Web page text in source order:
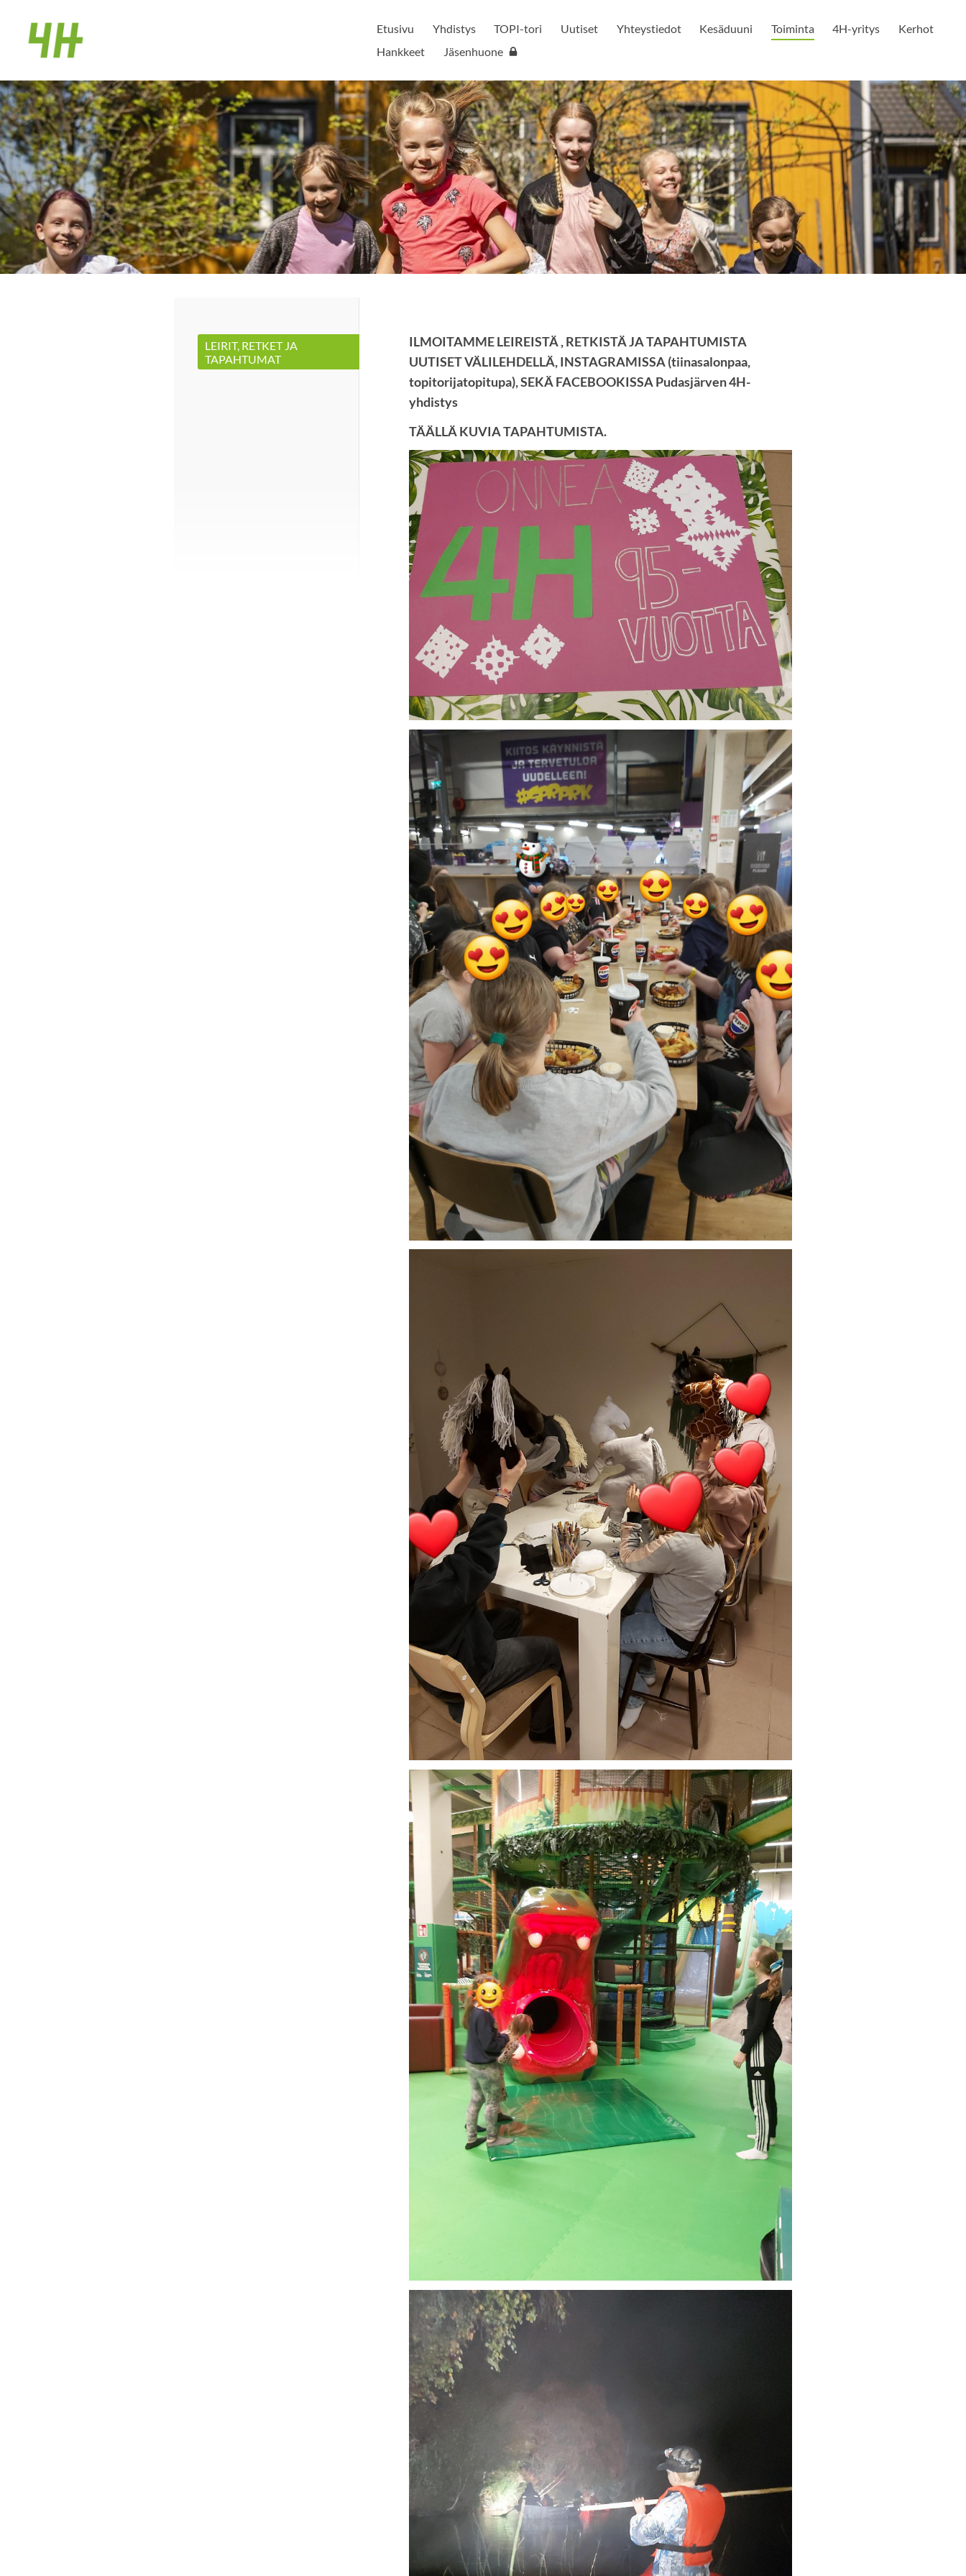
sivun
sisältöön
Pudasjärven 4H-yhdistys
Etusivu Yhdistys TOPI-tori Uutiset Yhteystiedot Kesäduuni Toiminta 4H-yritys
Kerhot
Hankkeet
Jäsenhuone
LEIRIT, RETKET JA
TAPAHTUMAT
ILMOITAMME LEIREISTÄ , RETKISTÄ JA TAPAHTUMISTA
UUTISET VÄLILEHDELLÄ, INSTAGRAMISSA (tiinasalonpaa,
topitorijatopitupa), SEKÄ FACEBOOKISSA Pudasjärven 4H-
yhdistys
TÄÄLLÄ KUVIA TAPAHTUMISTA.